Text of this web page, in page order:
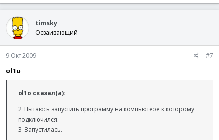
timsky
Осваивающий
9 Окт 2009 #7
ol1o
ol1o сказал(а):
2. Пытаюсь запустить программу на компьютере к которому
подключился.
3. Запустилась.